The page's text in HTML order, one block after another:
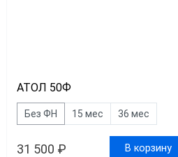
АТОЛ 50Ф
Без ФН 15 мес 36 мес
31 500 ₽ В корзину